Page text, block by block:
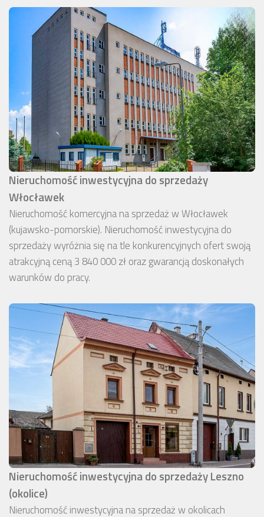
Nieruchomość inwestycyjna do sprzedaży
Włocławek
Nieruchomość komercyjna na sprzedaż w Włocławek
(kujawsko-pomorskie). Nieruchomość inwestycyjna do
sprzedaży wyróżnia się na tle konkurencyjnych ofert swoją
atrakcyjną ceną 3 840 000 zł oraz gwarancją doskonałych
warunków do pracy.
Nieruchomość inwestycyjna do sprzedaży Leszno
(okolice)
Nieruchomość inwestycyjna na sprzedaż w okolicach